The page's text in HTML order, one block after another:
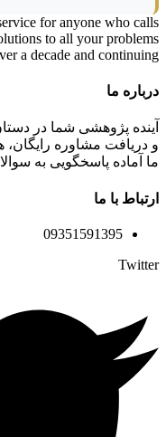
for anyone who calls
to all your problems
a decade and continuing
درباره ما
آینده پژوهشی شما در
و دریافت مشاوره رایگان،
ما آماده پاسخگویی به
ارتباط با ما
09351591395
Twitter